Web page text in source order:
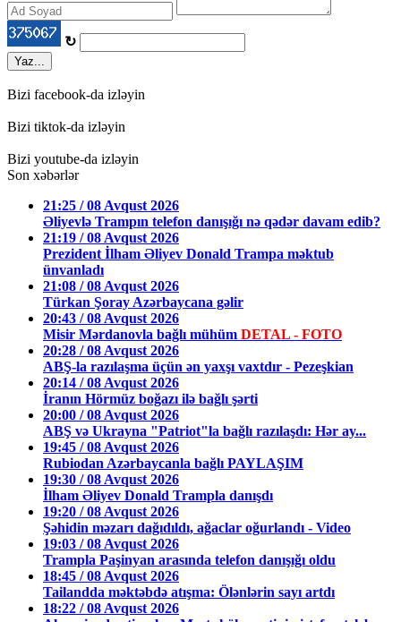
↻
Yaz...
Bizi facebook-da izləyin
Bizi tiktok-da izləyin
Bizi youtube-da izləyin
Son xəbərlər
21:25 / 08 Avqust 2026
Əliyevlə Trampın telefon danışığı nə qədər davam edib?
21:19 / 08 Avqust 2026
Prezident İlham Əliyev Donald Trampa məktub
ünvanladı
21:08 / 08 Avqust 2026
Türkan Şoray Azərbaycana gəlir
20:43 / 08 Avqust 2026
Misir Mərdanovla bağlı mühüm DETAL - FOTO
20:28 / 08 Avqust 2026
ABŞ-la razılaşma üçün ən yaxşı vaxtdır - Pezeşkian
20:14 / 08 Avqust 2026
İranın Hörmüz boğazı ilə bağlı şərti
20:00 / 08 Avqust 2026
ABŞ və Ukrayna "Patriot"la bağlı razılaşdı: Hər ay...
19:45 / 08 Avqust 2026
Rubiodan Azərbaycanla bağlı PAYLAŞIM
19:30 / 08 Avqust 2026
İlham Əliyev Donald Trampla danışdı
19:20 / 08 Avqust 2026
Şəhidin məzarı dağıdıldı, ağaclar oğurlandı - Video
19:03 / 08 Avqust 2026
Trampla Paşinyan arasında telefon danışığı oldu
18:45 / 08 Avqust 2026
Tailandda məktəbdə atışma: Ölənlərin sayı artdı
18:22 / 08 Avqust 2026